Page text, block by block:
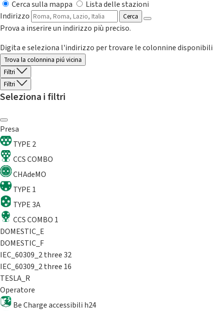
Cerca sulla mappa
Lista delle stazioni
Indirizzo
Cerca
Prova a inserire un indirizzo più preciso.
Digita e seleziona l'indirizzo per trovare le colonnine disponibili
Trova la colonnina piú vicina
Filtri
Filtri
Seleziona i filtri
Presa
TYPE 2
CCS COMBO
CHAdeMO
TYPE 1
TYPE 3A
CCS COMBO 1
DOMESTIC_E
DOMESTIC_F
IEC_60309_2 three 32
IEC_60309_2 three 16
TESLA_R
Operatore
Be Charge accessibili h24